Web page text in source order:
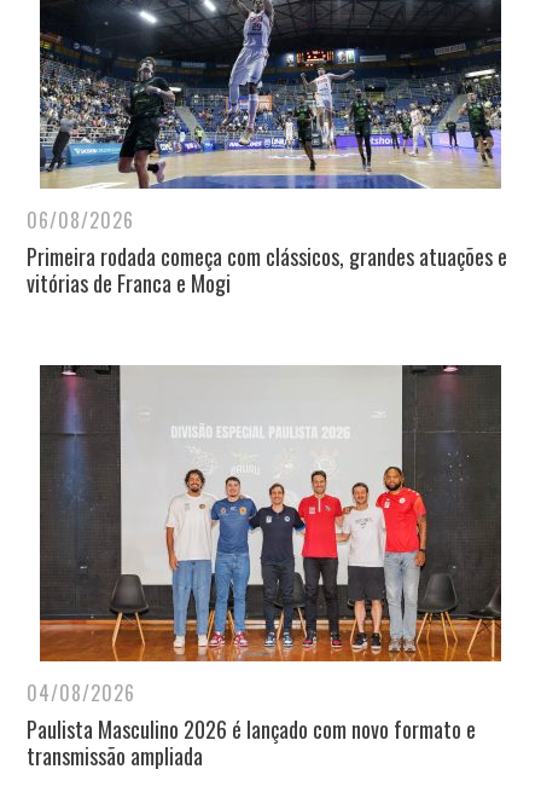
06/08/2026
Primeira rodada começa com clássicos, grandes atuações e
vitórias de Franca e Mogi
04/08/2026
Paulista Masculino 2026 é lançado com novo formato e
transmissão ampliada